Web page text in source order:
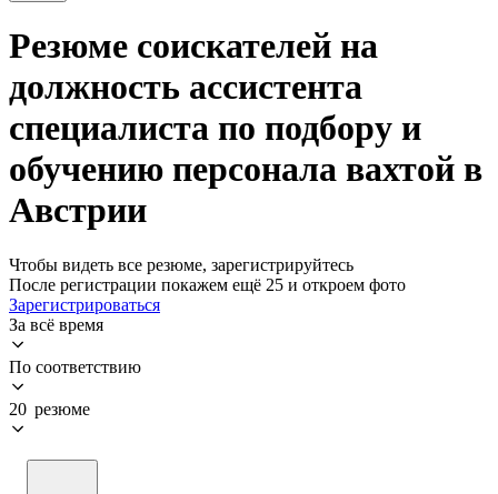
Резюме соискателей на
должность ассистента
специалиста по подбору и
обучению персонала вахтой в
Австрии
Чтобы видеть все резюме, зарегистрируйтесь
После регистрации покажем ещё 25 и откроем фото
Зарегистрироваться
За всё время
По соответствию
20 резюме